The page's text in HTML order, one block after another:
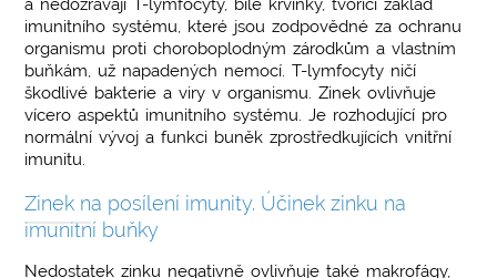
a nedozrávají T-lymfocyty, bílé krvinky, tvořící základ
imunitního systému, které jsou zodpovědné za ochranu
organismu proti choroboplodným zárodkům a vlastním
buňkám, už napadených nemocí. T-lymfocyty ničí
škodlivé bakterie a viry v organismu. Zinek ovlivňuje
vícero aspektů imunitního systému. Je rozhodující pro
normální vývoj a funkci buněk zprostředkujících vnitřní
imunitu.
Zinek na posílení imunity. Účinek zinku na
imunitní buňky
Nedostatek zinku negativně ovlivňuje také makrofágy,